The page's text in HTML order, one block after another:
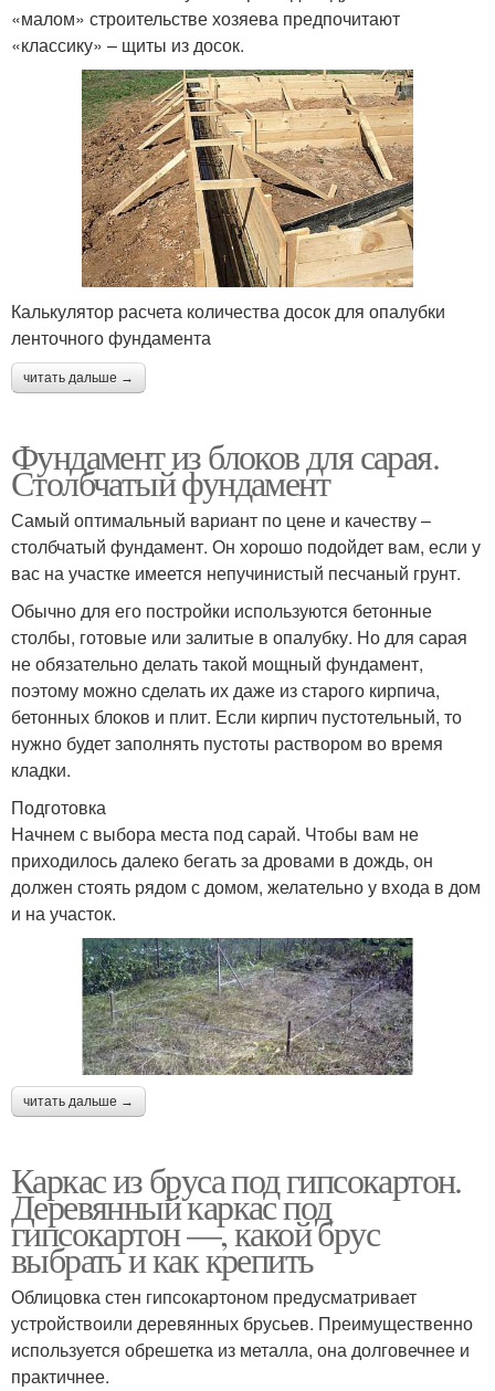
«малом» строительстве хозяева предпочитают
«классику» – щиты из досок.
Калькулятор расчета количества досок для опалубки
ленточного фундамента
читать дальше →
Фундамент из блоков для сарая.
Столбчатый фундамент
Самый оптимальный вариант по цене и качеству –
столбчатый фундамент. Он хорошо подойдет вам, если у
вас на участке имеется непучинистый песчаный грунт.
Обычно для его постройки используются бетонные
столбы, готовые или залитые в опалубку. Но для сарая
не обязательно делать такой мощный фундамент,
поэтому можно сделать их даже из старого кирпича,
бетонных блоков и плит. Если кирпич пустотельный, то
нужно будет заполнять пустоты раствором во время
кладки.
Подготовка
Начнем с выбора места под сарай. Чтобы вам не
приходилось далеко бегать за дровами в дождь, он
должен стоять рядом с домом, желательно у входа в дом
и на участок.
читать дальше →
Каркас из бруса под гипсокартон.
Деревянный каркас под
гипсокартон —, какой брус
выбрать и как крепить
Облицовка стен гипсокартоном предусматривает
устройствоили деревянных брусьев. Преимущественно
используется обрешетка из металла, она долговечнее и
практичнее.